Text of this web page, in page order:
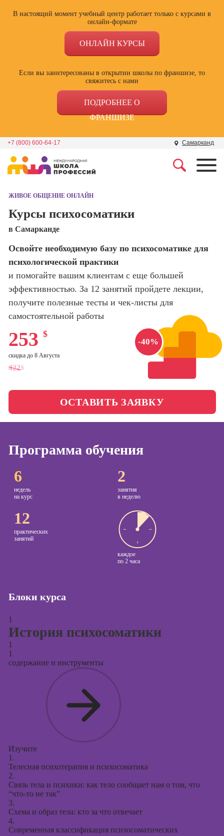
В настоящий момент учебный центр работает только с курсами в
онлайн-формате
ОНЛАЙН КУРСЫ
Если вы заинтересованы в открытии школы по франшизе, то
свяжитесь с нами
ПОДРОБНЕЕ О
ФРАНШИЗЕ
+7 (800) 600-64-17 Самарканд
Школа дизайна
программирования
Школа психологии
Школа актерского
мастерства
Школа бизнеса и
управления
продвижение
Профессия
Интернет-
Профессия
Менеджер по
маркетингу в
социальных
сетях (SMM-
Специалист по
таргетингу
Курсы
проектов
ЖИВОЕ ОБЩЕНИЕ ОНЛАЙН
Курсы психосоматики
в Самарканде
Освойте необходимую базу по психосоматике для
психологической практики
и помогайте вашим клиентам с еще большей
эффективностью. За 12 занятий пройдете лекции,
получите полезные тесты и чек-листы для
самостоятельной работы
-40%
422$
253 $
скидка до 8 Августа
ОСТАВИТЬ ЗАЯВКУ
Программа обучения
6
недель
на курс
2
занятия
в неделю
12
практических
занятий
каждое
по 2 часа
Блоки курса
1
История психосоматики
1
1
содержание и инструменты
Изучите
1.
Телесная психотерапия и психосоматика
2.
Связь тела и психики: как тело сообщает нам о том, что
“что-то не так”
3.
Схема и образ тела: кто за что отвечает
4.
Современная классификация психосоматических